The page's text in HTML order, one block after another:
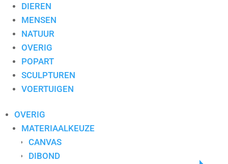
DIEREN
MENSEN
NATUUR
OVERIG
POPART
SCULPTUREN
VOERTUIGEN
OVERIG
MATERIAALKEUZE
CANVAS
DIBOND